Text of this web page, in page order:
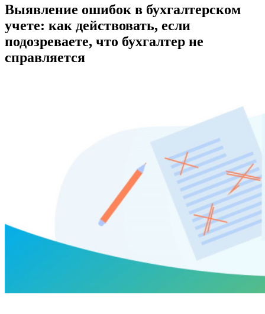
Выявление ошибок в бухгалтерском
учете: как действовать, если
подозреваете, что бухгалтер не
справляется